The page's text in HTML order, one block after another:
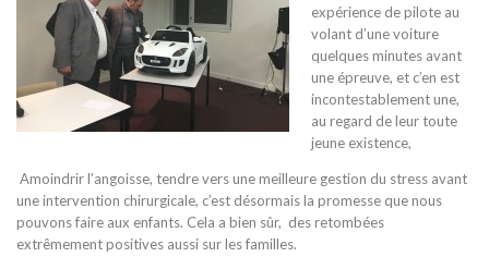
expérience de pilote au
volant d’une voiture
quelques minutes avant
une épreuve, et c’en est
incontestablement une,
au regard de leur toute
jeune existence,
Amoindrir l’angoisse, tendre vers une meilleure gestion du stress avant
une intervention chirurgicale, c’est désormais la promesse que nous
pouvons faire aux enfants. Cela a bien sûr, des retombées
extrêmement positives aussi sur les familles.